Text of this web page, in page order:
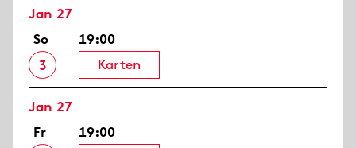
Jan 27
So
3
19:00
Karten
Jan 27
Fr
19:00